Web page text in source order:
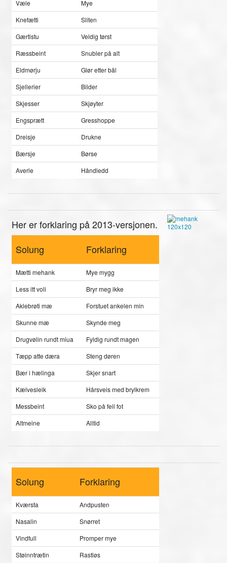
Væle
Mye
Knefætti
Sliten
Gærtistu
Veldig tørst
Ræssbeint
Snubler på alt
Eldmørju
Glør etter bål
Sjellerier
Bilder
Skjesser
Skjøyter
Engsprætt
Gresshoppe
Dreisje
Drukne
Bærsje
Børse
Averle
Håndledd
Her er forklaring på 2013-versjonen.
Solung
Forklaring
Mætti mehank
Mye mygg
Less itt voli
Bryr meg ikke
Aklebrøti mæ
Forstuet ankelen min
Skunne mæ
Skynde meg
Drugvølin rundt miua
Fyldig rundt magen
Tæpp atte dæra
Steng døren
Bær i hælinga
Skjer snart
Kælvesleik
Hårsveis med brylkrem
Messbeint
Sko på feil fot
Altmeine
Alltid
Solung Forklaring
Kværsta
Andpusten
Nasalin
Snørret
Vindfull
Promper mye
Støinntrætin
Rastløs